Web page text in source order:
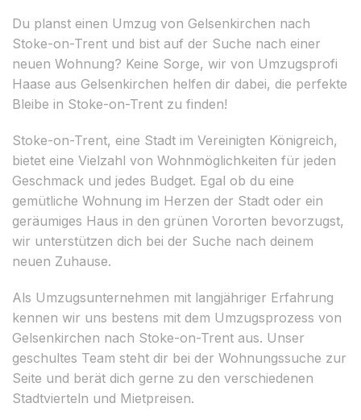
Du planst einen Umzug von Gelsenkirchen nach
Stoke-on-Trent und bist auf der Suche nach einer
neuen Wohnung? Keine Sorge, wir von Umzugsprofi
Haase aus Gelsenkirchen helfen dir dabei, die perfekte
Bleibe in Stoke-on-Trent zu finden!
Stoke-on-Trent, eine Stadt im Vereinigten Königreich,
bietet eine Vielzahl von Wohnmöglichkeiten für jeden
Geschmack und jedes Budget. Egal ob du eine
gemütliche Wohnung im Herzen der Stadt oder ein
geräumiges Haus in den grünen Vororten bevorzugst,
wir unterstützen dich bei der Suche nach deinem
neuen Zuhause.
Als Umzugsunternehmen mit langjähriger Erfahrung
kennen wir uns bestens mit dem Umzugsprozess von
Gelsenkirchen nach Stoke-on-Trent aus. Unser
geschultes Team steht dir bei der Wohnungssuche zur
Seite und berät dich gerne zu den verschiedenen
Stadtvierteln und Mietpreisen.